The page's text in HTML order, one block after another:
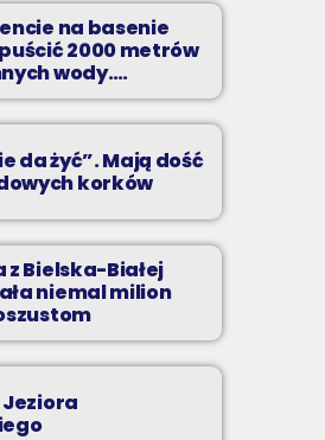
beatów.
na basenie
2000 metrów
wody.
koszty i ogromna
da żyć”. Mają dość
korków
z Bielska-Białej
niemal milion